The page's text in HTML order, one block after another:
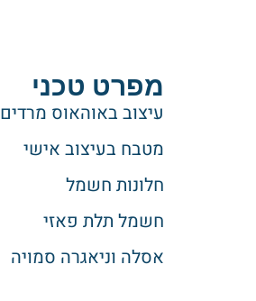
מפרט טכני
עיצוב באוהאוס מרדים
מטבח בעיצוב אישי
חלונות חשמל
חשמל תלת פאזי
אסלה וניאגרה סמויה